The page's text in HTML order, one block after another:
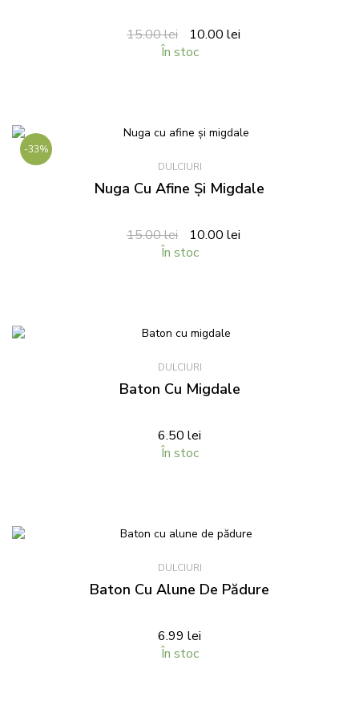
15.00lei 10.00 lei
În stoc
-33%
DULCIURI
Nuga Cu Afine Și Migdale
15.00lei 10.00 lei
În stoc
DULCIURI
Baton Cu Migdale
6.50 lei
În stoc
DULCIURI
Baton Cu Alune De Pădure
6.99 lei
În stoc